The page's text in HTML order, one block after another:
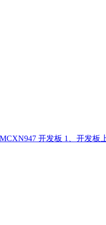
开发板 1、开发板